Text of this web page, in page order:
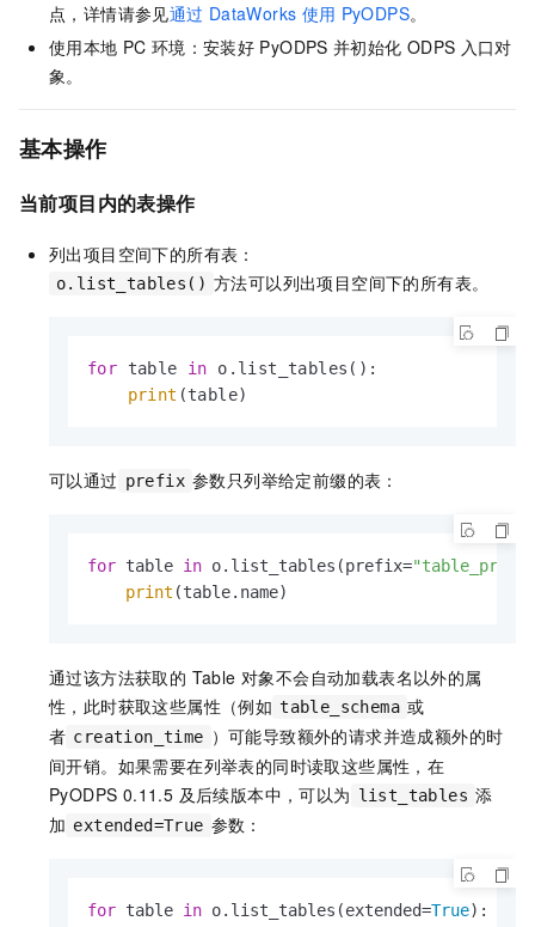
点，详情请参见通过 DataWorks 使用 PyODPS。
使用本地 PC 环境：安装好 PyODPS 并初始化 ODPS 入口对
象。
基本操作
当前项目内的表操作
列出项目空间下的所有表：
o.list_tables() 方法可以列出项目空间下的所有表。
for table in o.list_tables():
print (table)
可以通过 prefix 参数只列举给定前缀的表：
for table in o.list_tables(prefix=
print (table.name)
通过该方法获取的 Table 对象不会自动加载表名以外的属
性，此时获取这些属性（例如 table_schema 或
者 creation_time ）可能导致额外的请求并造成额外的时
间开销。如果需要在列举表的同时读取这些属性，在
PyODPS 0.11.5 及后续版本中，可以为 list_tables 添
加 extended=True 参数：
for table in o.list_tables(extended=True):